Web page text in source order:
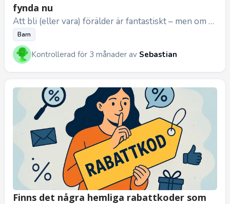
fynda nu
Att bli (eller vara) förälder är fantastiskt – men om vi
ska vara ärliga äter föräldraskapet upp plånboken i e
n rasande ...
Barn
Kontrollerad för 3 månader av Sebastian
Finns det några hemliga rabattkoder som